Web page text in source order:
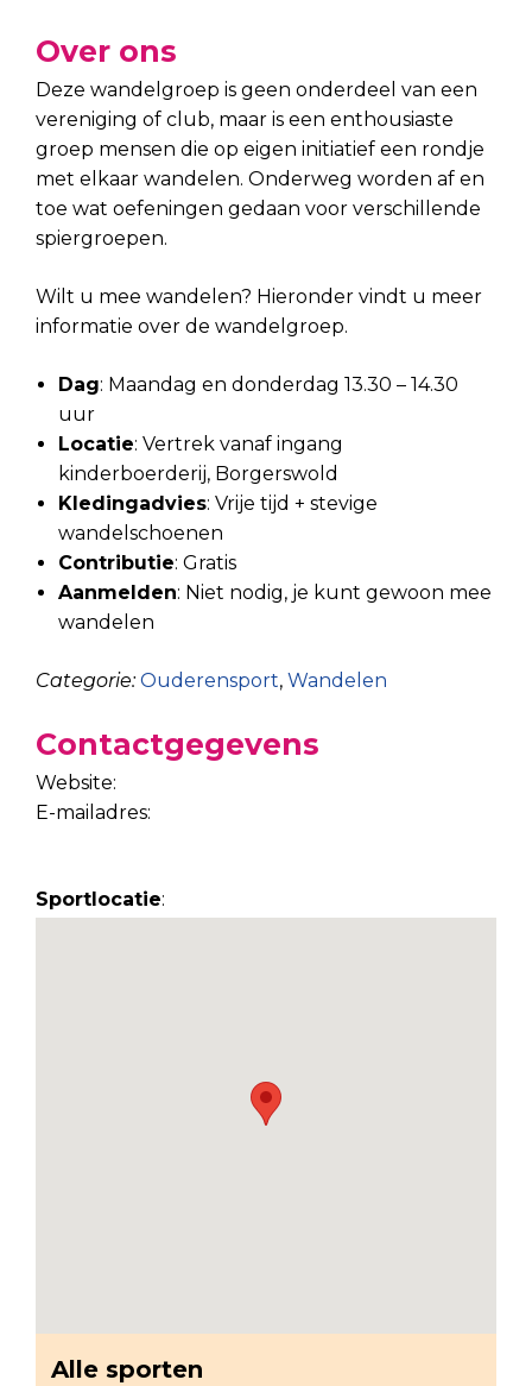
Over ons
Deze wandelgroep is geen onderdeel van een
vereniging of club, maar is een enthousiaste
groep mensen die op eigen initiatief een rondje
met elkaar wandelen. Onderweg worden af en
toe wat oefeningen gedaan voor verschillende
spiergroepen.
Wilt u mee wandelen? Hieronder vindt u meer
informatie over de wandelgroep.
Dag: Maandag en donderdag 13.30 – 14.30
uur
Locatie: Vertrek vanaf ingang
kinderboerderij, Borgerswold
Kledingadvies: Vrije tijd + stevige
wandelschoenen
Contributie: Gratis
Aanmelden: Niet nodig, je kunt gewoon mee
wandelen
Categorie: Ouderensport, Wandelen
Contactgegevens
Website:
E-mailadres:
Sportlocatie:
Alle sporten